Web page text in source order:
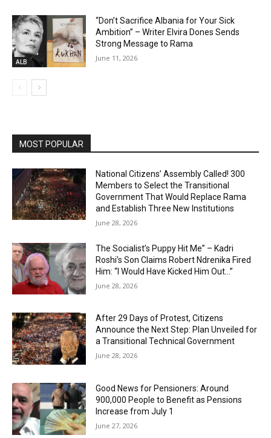
ALB
“Don’t Sacrifice Albania for Your Sick
Ambition” – Writer Elvira Dones Sends
Strong Message to Rama
June 11, 2026
MOST POPULAR
National Citizens’ Assembly Called! 300
Members to Select the Transitional
Government That Would Replace Rama
and Establish Three New Institutions
June 28, 2026
The Socialist’s Puppy Hit Me” – Kadri
Roshi’s Son Claims Robert Ndrenika Fired
Him: “I Would Have Kicked Him Out…”
June 28, 2026
After 29 Days of Protest, Citizens
Announce the Next Step: Plan Unveiled for
a Transitional Technical Government
June 28, 2026
Good News for Pensioners: Around
900,000 People to Benefit as Pensions
Increase from July 1
June 27, 2026